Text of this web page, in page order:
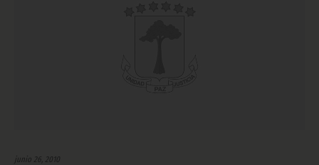
junio 26, 2010